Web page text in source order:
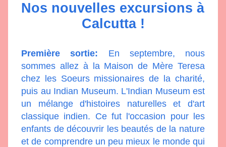
Nos nouvelles excursions à
Calcutta !
Première sortie: En septembre, nous
sommes allez à la Maison de Mère Teresa
chez les Soeurs missionaires de la charité,
puis au Indian Museum. L'Indian Museum est
un mélange d'histoires naturelles et d'art
classique indien. Ce fut l'occasion pour les
enfants de découvrir les beautés de la nature
et de comprendre un peu mieux le monde qui